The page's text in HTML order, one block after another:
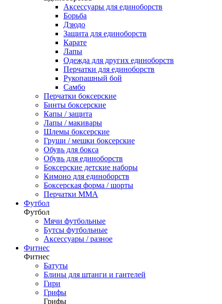
Аксессуары для единоборств
Борьба
Дзюдо
Защита для единоборств
Карате
Лапы
Одежда для других единоборств
Перчатки для единоборств
Рукопашный бой
Самбо
Перчатки боксерские
Бинты боксерские
Капы / защита
Лапы / макивары
Шлемы боксерские
Груши / мешки боксерские
Обувь для бокса
Обувь для единоборств
Боксерские детские наборы
Кимоно для единоборств
Боксерская форма / шорты
Перчатки ММА
Футбол
Футбол
Мячи футбольные
Бутсы футбольные
Аксессуары / разное
Фитнес
Фитнес
Батуты
Блины для штанги и гантелей
Гири
Грифы
Грифы